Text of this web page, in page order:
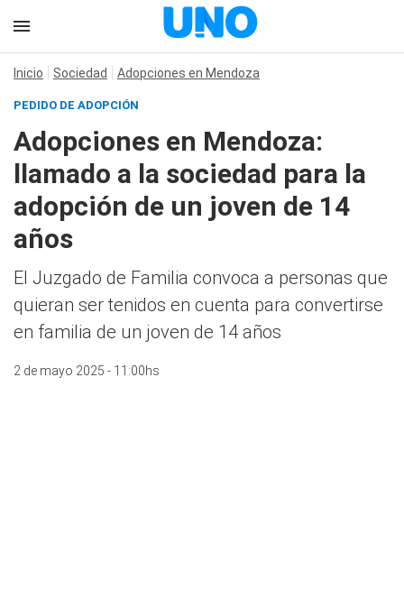
Inicio Sociedad Adopciones en Mendoza
PEDIDO DE ADOPCIÓN
Adopciones en Mendoza:
llamado a la sociedad para la
adopción de un joven de 14
años
El Juzgado de Familia convoca a personas que
quieran ser tenidos en cuenta para convertirse
en familia de un joven de 14 años
2 de mayo 2025 - 11:00hs